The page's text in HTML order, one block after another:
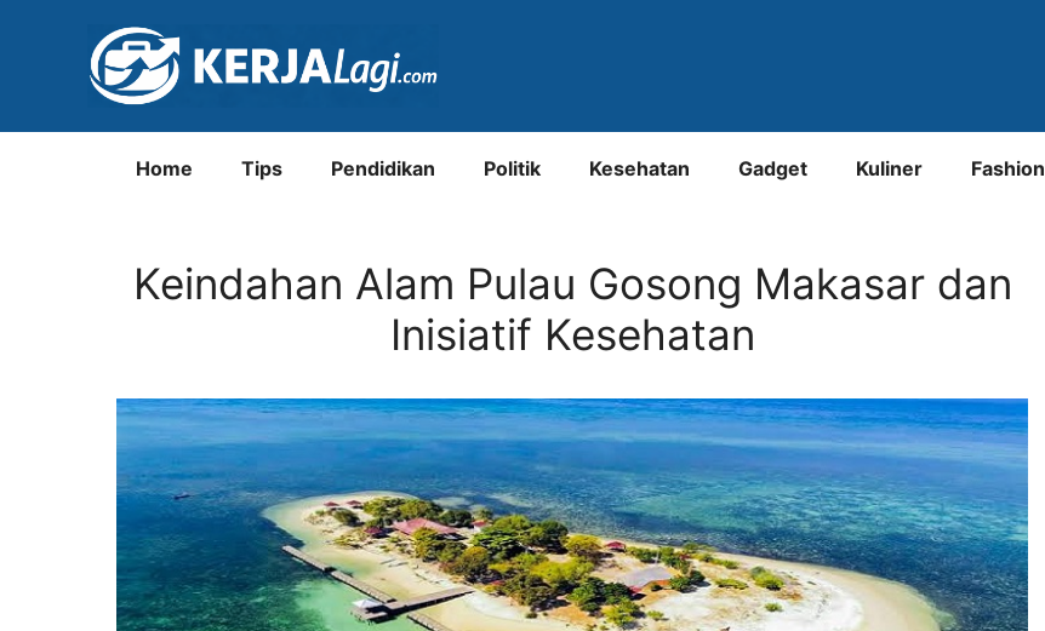
Home Tips Pendidikan Politik Kesehatan Gadget Kuliner Fashion
Keindahan Alam Pulau Gosong Makasar dan
Inisiatif Kesehatan